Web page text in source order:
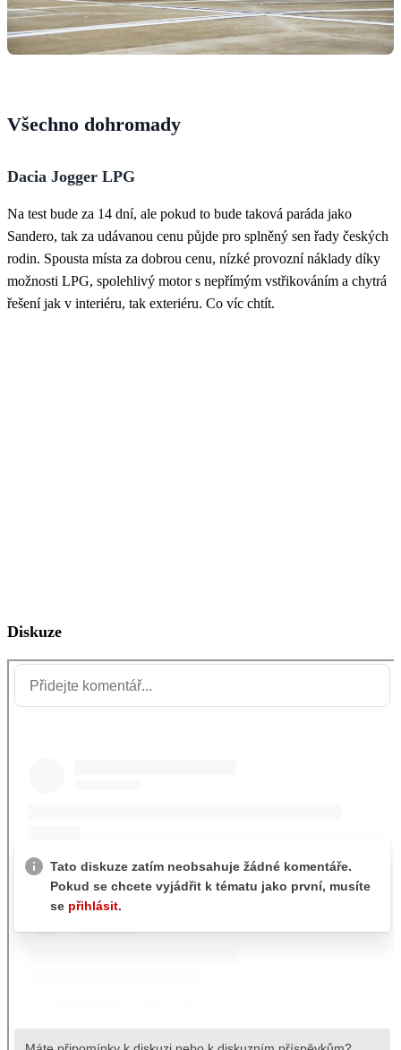
Všechno dohromady
Dacia Jogger LPG
Na test bude za 14 dní, ale pokud to bude taková paráda jako
Sandero, tak za udávanou cenu půjde pro splněný sen řady českých
rodin. Spousta místa za dobrou cenu, nízké provozní náklady díky
možnosti LPG, spolehlivý motor s nepřímým vstřikováním a chytrá
řešení jak v interiéru, tak exteriéru. Co víc chtít.
Diskuze